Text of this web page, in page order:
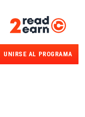
UNIRSE AL PROGRAMA